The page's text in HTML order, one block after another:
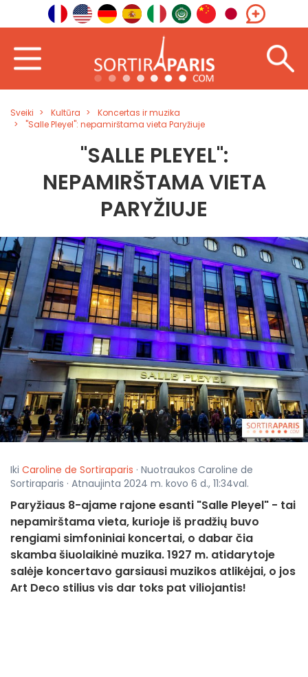
Sveiki Kultūra
Koncertas ir muzika
"Salle Pleyel": nepamirštama vieta Paryžiuje
"SALLE PLEYEL":
NEPAMIRŠTAMA VIETA
PARYŽIUJE
Iki Caroline de Sortiraparis · Nuotraukos Caroline de
Sortiraparis · Atnaujinta 2024 m. kovo 6 d., 11:34val.
Paryžiaus 8-ajame rajone esanti "Salle Pleyel" - tai
nepamirštama vieta, kurioje iš pradžių buvo
rengiami simfoniniai koncertai, o dabar čia
skamba šiuolaikinė muzika. 1927 m. atidarytoje
salėje koncertavo garsiausi muzikos atlikėjai, o jos
Art Deco stilius vis dar toks pat viliojantis!